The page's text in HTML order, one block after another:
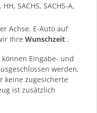
HH, SACHS, SACHS-A,
Achse. E-Auto auf
Ihre Wunschzeit .
Eingabe- und
werden,
keine zugesicherte
ist zusätzlich